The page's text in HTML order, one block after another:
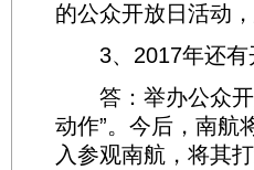
的公众开放日活动
3、2017年还有
答：举办公众开
动作”。今后，南航
入参观南航，将其